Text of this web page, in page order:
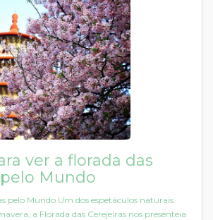
ver a florada das
Mundo
pelo Mundo Um dos espetáculos naturais
a Florada das Cerejeiras nos presenteia